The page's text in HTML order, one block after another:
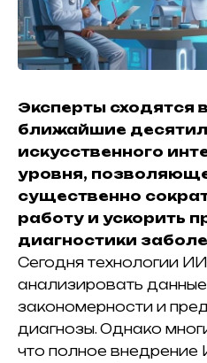
Эксперты сходятся
ближайшие
искусственного
уровня,
существенно
работу и ускорить
диагностики
Сегодня технологии
анализировать
закономерности и
диагнозы. Однако
что полное